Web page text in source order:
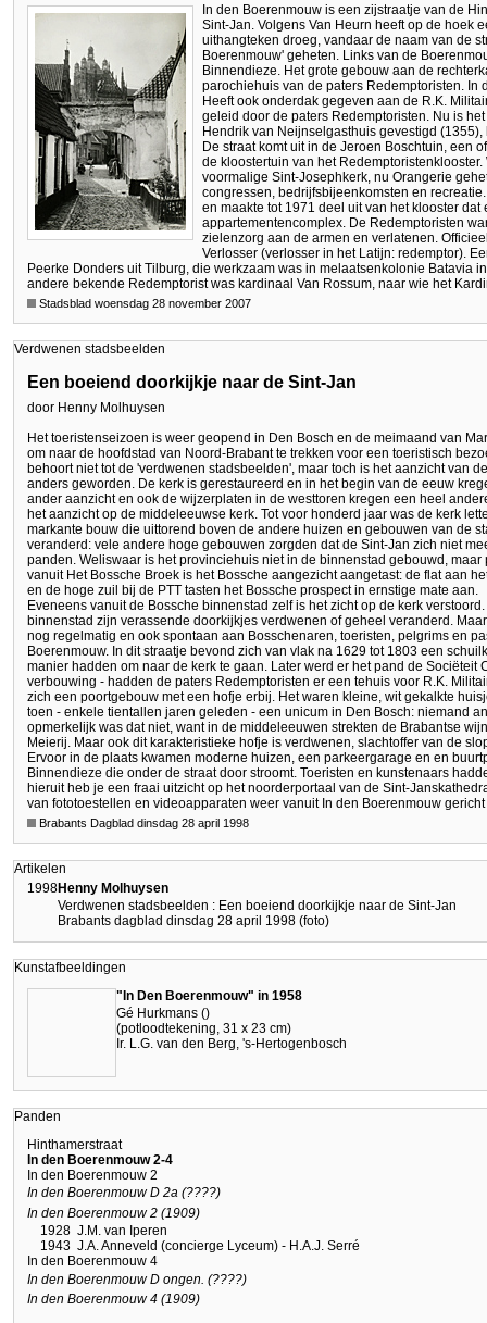
In den Boerenmouw is een zijstraatje van de
Sint-Jan. Volgens Van Heurn heeft op de hoek
uithangteken droeg, vandaar de naam van de
Boerenmouw' geheten. Links van de
Binnendieze. Het grote gebouw aan de
parochiehuis van de paters Redemptoristen. In
Heeft ook onderdak gegeven aan de R.K.
geleid door de paters Redemptoristen. Nu is
Hendrik van Neijnselgasthuis gevestigd
De straat komt uit in de Jeroen Boschtuin, een
de kloostertuin van het
voormalige Sint-Josephkerk, nu Orangerie
congressen, bedrijfsbijeenkomsten en
en maakte tot 1971 deel uit van het klooster
appartementencomplex. De Redemptoristen
zielenzorg aan de armen en verlatenen.
Verlosser (verlosser in het Latijn: redemptor).
Peerke Donders uit Tilburg, die werkzaam was in melaatsenkolonie Batavia
andere bekende Redemptorist was kardinaal Van Rossum, naar wie het
Stadsblad woensdag 28 november 2007
Verdwenen stadsbeelden
Een boeiend doorkijkje naar de Sint-Jan
door Henny Molhuysen
Het toeristenseizoen is weer geopend in Den Bosch en de meimaand van
om naar de hoofdstad van Noord-Brabant te trekken voor een toeristisch
behoort niet tot de 'verdwenen stadsbeelden', maar toch is het aanzicht van
anders geworden. De kerk is gerestaureerd en in het begin van de eeuw
ander aanzicht en ook de wijzerplaten in de westtoren kregen een heel
het aanzicht op de middeleeuwse kerk. Tot voor honderd jaar was de kerk
markante bouw die uittorend boven de andere huizen en gebouwen van de
veranderd: vele andere hoge gebouwen zorgden dat de Sint-Jan zich niet
panden. Weliswaar is het provinciehuis niet in de binnenstad gebouwd,
vanuit Het Bossche Broek is het Bossche aangezicht aangetast: de flat aan
en de hoge zuil bij de PTT tasten het Bossche prospect in ernstige mate aan.
Eveneens vanuit de Bossche binnenstad zelf is het zicht op de kerk
binnenstad zijn verassende doorkijkjes verdwenen of geheel veranderd.
nog regelmatig en ook spontaan aan Bosschenaren, toeristen, pelgrims en
Boerenmouw. In dit straatje bevond zich van vlak na 1629 tot 1803 een
manier hadden om naar de kerk te gaan. Later werd er het pand de Sociëteit
verbouwing - hadden de paters Redemptoristen er een tehuis voor R.K.
zich een poortgebouw met een hofje erbij. Het waren kleine, wit gekalkte
toen - enkele tientallen jaren geleden - een unicum in Den Bosch: niemand
opmerkelijk was dat niet, want in de middeleeuwen strekten de Brabantse
Meierij. Maar ook dit karakteristieke hofje is verdwenen, slachtoffer van de
Ervoor in de plaats kwamen moderne huizen, een parkeergarage en en
Binnendieze die onder de straat door stroomt. Toeristen en kunstenaars
hieruit heb je een fraai uitzicht op het noorderportaal van de Sint-
van fototoestellen en videoapparaten weer vanuit In den Boerenmouw
Brabants Dagblad dinsdag 28 april 1998
Artikelen
1998Henny Molhuysen
Verdwenen stadsbeelden : Een boeiend doorkijkje naar de Sint-Jan
Brabants dagblad dinsdag 28 april 1998 (foto)
Kunstafbeeldingen
"In Den Boerenmouw" in 1958
Gé Hurkmans ()
(potloodtekening, 31 x 23 cm)
Ir. L.G. van den Berg, 's-Hertogenbosch
Panden
Hinthamerstraat
In den Boerenmouw 2-4
In den Boerenmouw 2
In den Boerenmouw D 2a (????)
In den Boerenmouw 2 (1909)
1928 J.M. van Iperen
1943 J.A. Anneveld (concierge Lyceum) - H.A.J. Serré
In den Boerenmouw 4
In den Boerenmouw D ongen. (????)
In den Boerenmouw 4 (1909)